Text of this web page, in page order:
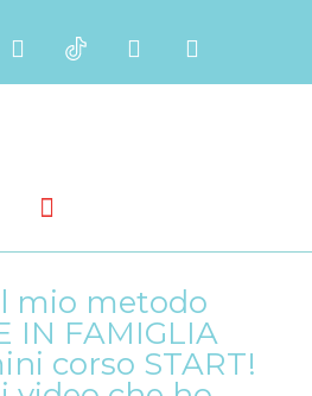
mio metodo
IN FAMIGLIA
corso START!